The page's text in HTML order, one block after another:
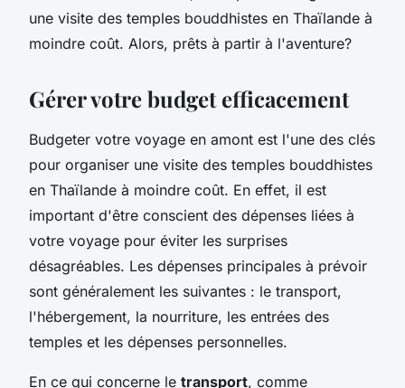
une visite des temples bouddhistes en Thaïlande à
moindre coût. Alors, prêts à partir à l'aventure?
Gérer votre budget efficacement
Budgeter votre voyage en amont est l'une des clés
pour organiser une visite des temples bouddhistes
en Thaïlande à moindre coût. En effet, il est
important d'être conscient des dépenses liées à
votre voyage pour éviter les surprises
désagréables. Les dépenses principales à prévoir
sont généralement les suivantes : le transport,
l'hébergement, la nourriture, les entrées des
temples et les dépenses personnelles.
En ce qui concerne le transport, comme